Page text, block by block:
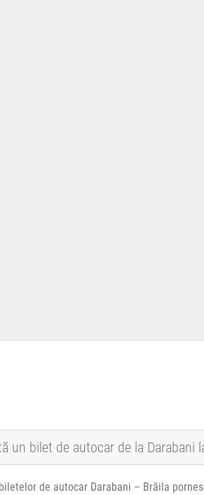
un bilet de autocar de la Darabani
de autocar Darabani – Brăila